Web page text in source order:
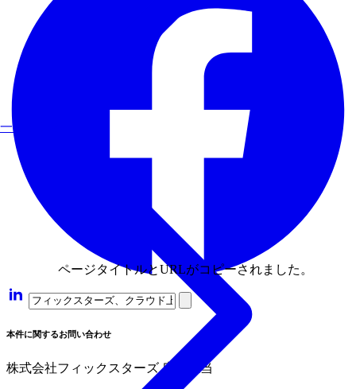
一覧を見る
ページタイトルとURLがコピーされました。
本件に関するお問い合わせ
株式会社フィックスターズ 広報担当